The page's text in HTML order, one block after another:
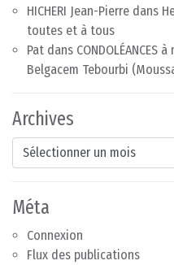
HICHERI Jean-Pierre dans
toutes et à tous
Pat dans
Belgacem Tebourbi
Archives
Archives
Méta
Connexion
Flux des publications